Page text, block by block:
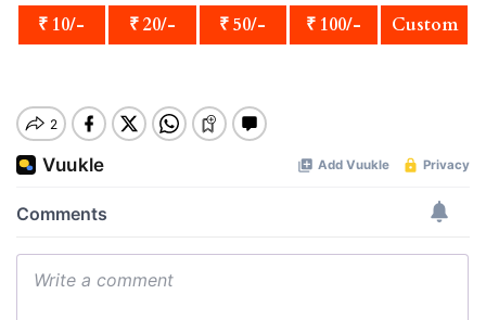
₹ 10/- ₹ 20/- ₹ 50/- ₹ 100/- Custom